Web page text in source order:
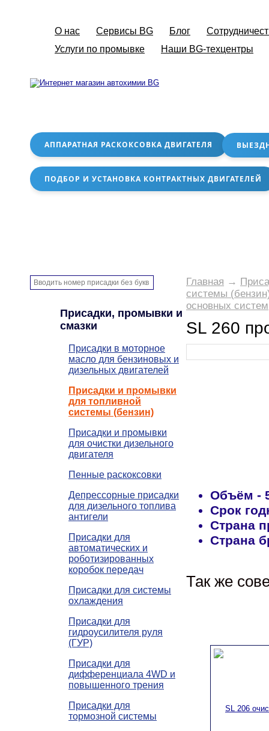
О нас Сервисы BG Блог
Услуги по промывке
Наши BG-техцентры
АППАРАТНАЯ РАСКОКСОВКА ДВИГАТЕЛЯ
ПОДБОР И УСТАНОВКА КОНТРАКТНЫХ ДВИГАТЕЛЕЙ
Главная →
системы
основных систем
SL 260
Объём -
Срок
Страна
Страна
Так же
Присадки, промывки и
смазки
Присадки в моторное
масло для бензиновых и
дизельных двигателей
Присадки и промывки
для топливной
системы (бензин)
Присадки и промывки
для очистки дизельного
двигателя
Пенные раскоксовки
Депрессорные присадки
для дизельного топлива
антигели
Присадки для
автоматических и
роботизированных
коробок передач
Присадки для системы
охлаждения
Присадки для
гидроусилителя руля
(ГУР)
Присадки для
дифференциала 4WD и
повышенного трения
Присадки для
тормозной системы